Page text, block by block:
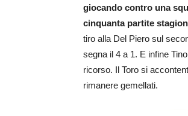
giocando contro una
cinquanta partite
tiro alla Del Piero sul
segna il 4 a 1. E infine
ricorso. Il Toro si
rimanere gemellati.